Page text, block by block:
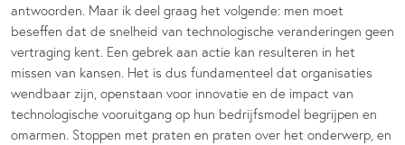
antwoorden. Maar ik deel graag het volgende: men moet
beseffen dat de snelheid van technologische veranderingen geen
vertraging kent. Een gebrek aan actie kan resulteren in het
missen van kansen. Het is dus fundamenteel dat organisaties
wendbaar zijn, openstaan voor innovatie en de impact van
technologische vooruitgang op hun bedrijfsmodel begrijpen en
omarmen. Stoppen met praten en praten over het onderwerp, en